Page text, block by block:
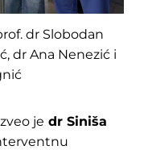
dr Slobodan
dr Ana Nenezić i
je dr Siniša